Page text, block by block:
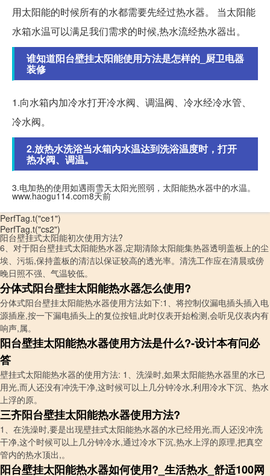
用太阳能的时候所有的水都需要先经过热水器。 当太阳能
水箱水温可以满足我们需求的时候,热水流经热水器出。
谁知道阳台壁挂太阳能使用方法是怎样的_厨卫电器
装修
1.向水箱内加冷水打开冷水阀、调温阀、冷水经冷水管、
冷水阀。
2.放热水洗浴当水箱内水温达到洗浴温度时，打开
热水阀、调温。
3.电加热的使用如遇雨雪天太阳光照弱，太阳能热水器中的水温。
www.haogu114.com8天前
PerfTag.t("ce1")
PerfTag.t("cs2")
阳台壁挂式太阳能初次使用方法?
6、对于阳台壁挂式太阳能热水器,定期清除太阳能集热器透明盖板上的尘
埃、污垢,保持盖板的清洁以保证较高的透光率。清洗工作应在清晨或傍
晚日照不强、气温较低。
分体式阳台壁挂太阳能热水器怎么使用?
分体式阳台壁挂太阳能热水器使用方法如下:1、将控制仪漏电插头插入电
源插座,按一下漏电插头上的复位按钮,此时仪表开始检测,会听见仪表内有
响声,属。
阳台壁挂太阳能热水器使用方法是什么?-设计本有问必
答
壁挂式太阳能热水器的使用方法: 1、洗澡时,如果太阳能热水器里的水已
用光,而人还没有冲洗干净,这时候可以上几分钟冷水,利用冷水下沉、热水
上浮的原。
三齐阳台壁挂太阳能热水器使用方法?
1、在洗澡时,要是出现壁挂式太阳能热水器的水已经用光,而人还没冲洗
干净,这个时候可以上几分钟冷水,通过冷水下沉,热水上浮的原理,把真空
管内的热水顶出,。
阳台壁挂太阳能热水器如何使用?_生活热水_舒适100网